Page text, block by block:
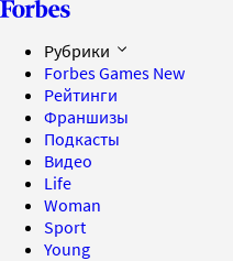
Рубрики
Forbes Games New
Рейтинги
Франшизы
Подкасты
Видео
Life
Woman
Sport
Young